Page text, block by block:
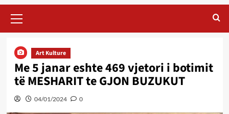
Menu
Art Kulture
Me 5 janar eshte 469 vjetori i botimit
të MESHARIT te GJON BUZUKUT
04/01/2024 0